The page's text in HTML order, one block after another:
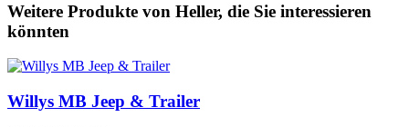
Weitere Produkte von Heller, die Sie interessieren
könnten
Willys MB Jeep & Trailer